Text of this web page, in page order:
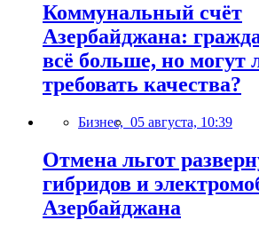
Коммунальный счёт
Азербайджана:
всё больше, но могут
требовать качества?
Бизнес, 05 августа, 10:39
Отмена льгот
гибридов и
Азербайджана